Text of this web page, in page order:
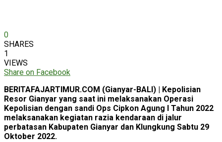
0
SHARES
1
VIEWS
Share on Facebook
BERITAFAJARTIMUR.COM (Gianyar-BALI) | Kepolisian
Resor Gianyar yang saat ini melaksanakan Operasi
Kepolisian dengan sandi Ops Cipkon Agung I Tahun 2022
melaksanakan kegiatan razia kendaraan di jalur
perbatasan Kabupaten Gianyar dan Klungkung Sabtu 29
Oktober 2022.